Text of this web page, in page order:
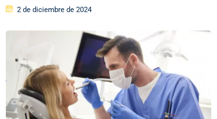
2 de diciembre de 2024